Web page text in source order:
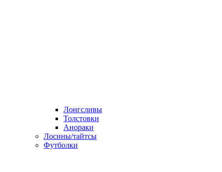
Лонгсливы
Толстовки
Анораки
Лосины/тайтсы
Футболки